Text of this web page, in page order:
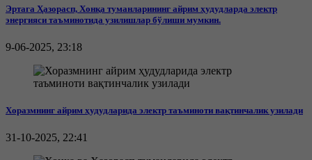
Эртага Ҳазорасп, Хонқа туманларининг айрим ҳудудларда электр
энергияси таъминотида узилишлар бўлиши мумкин.
9-06-2025, 23:18
Хоразмнинг айрим ҳудудларида электр таъминоти вақтинчалик узилади
31-10-2025, 22:41